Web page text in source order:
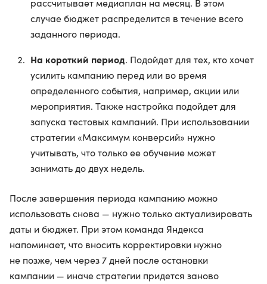
рассчитывает медиаплан на месяц. В этом
случае бюджет распределится в течение всего
заданного периода.
На короткий период. Подойдет для тех, кто хочет
усилить кампанию перед или во время
определенного события, например, акции или
мероприятия. Также настройка подойдет для
запуска тестовых кампаний. При использовании
стратегии «Максимум конверсий» нужно
учитывать, что только ее обучение может
занимать до двух недель.
После завершения периода кампанию можно
использовать снова — нужно только актуализировать
даты и бюджет. При этом команда Яндекса
напоминает, что вносить корректировки нужно
не позже, чем через 7 дней после остановки
кампании — иначе стратегии придется заново